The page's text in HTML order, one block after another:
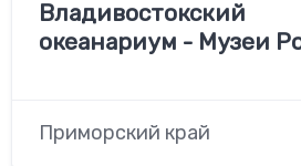
Владивостокский
океанариум - Музеи
Приморский край